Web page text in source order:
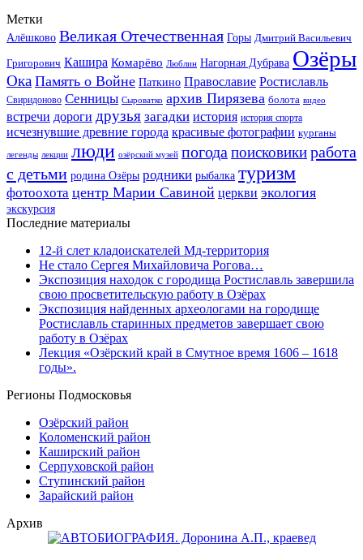
Метки
Алёшково Великая Отечественная Горы Дмитрий Васильевич
Григорович Кашира Комарёво Люблин Нагорная Дубрава Озёры
Ока Память о Войне Паткино Православие Ростиславль
Свиридоново Сенницы Сыроватко архив Пирязева болота видео
встречи дороги друзья загадки история история спорта
исчезнувшие древние города красивые фотографии курганы
легенды лекции люди озёрский музей погодапоисковикиработа
с детьми родина Озёры родники рыбалка туризм
фотоохота центр Марии Савиной церкви экология
экскурсия
Последние материалы
12-й слет кладоискателей Мд-территория
Не стало Сергея Михайловича Рогова…
Экспозиция находок с городища Ростиславль завершила
свою просветительскую работу в Озёрах
Экспозиция найденных археологами на городище
Ростиславль старинных предметов завершает свою
работу в Озёрах
Лекция «Озёрский край в Смутное время 1606 – 1618
годы».
Регионы Подмосковья
Озёрский район
Коломенский район
Каширский район
Серпуховской район
Ступинский район
Зарайский район
Архив